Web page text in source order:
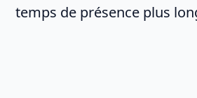
temps de présence plus